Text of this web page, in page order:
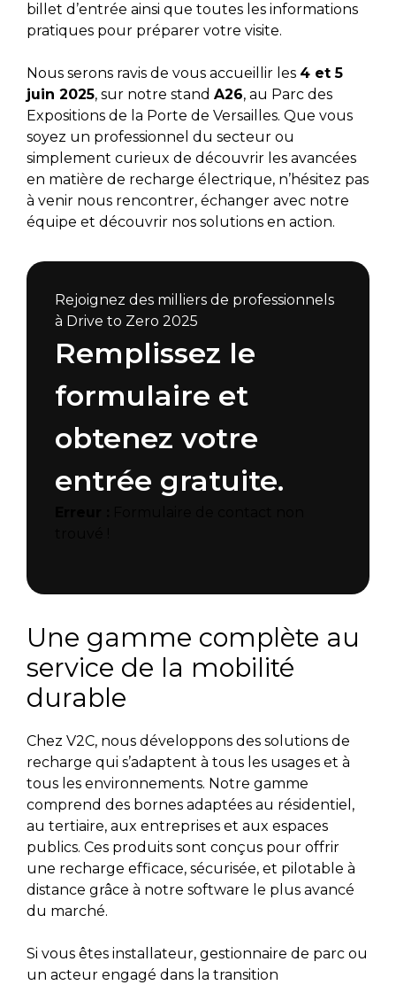
billet d’entrée ainsi que toutes les informations
pratiques pour préparer votre visite.
Nous serons ravis de vous accueillir les 4 et 5
juin 2025, sur notre stand A26, au Parc des
Expositions de la Porte de Versailles. Que vous
soyez un professionnel du secteur ou
simplement curieux de découvrir les avancées
en matière de recharge électrique, n’hésitez pas
à venir nous rencontrer, échanger avec notre
équipe et découvrir nos solutions en action.
Rejoignez des milliers de professionnels
à Drive to Zero 2025
Remplissez le
formulaire et
obtenez votre
entrée gratuite.
Une gamme complète au
service de la mobilité
durable
Chez V2C, nous développons des solutions de
recharge qui s’adaptent à tous les usages et à
tous les environnements. Notre gamme
comprend des bornes adaptées au résidentiel,
au tertiaire, aux entreprises et aux espaces
publics. Ces produits sont conçus pour offrir
une recharge efficace, sécurisée, et pilotable à
distance grâce à notre software le plus avancé
du marché.
Si vous êtes installateur, gestionnaire de parc ou
un acteur engagé dans la transition